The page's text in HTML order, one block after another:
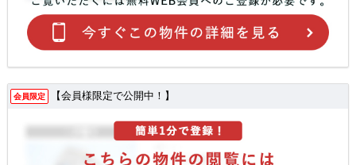
会員限定 【会員様限定で公開中！】